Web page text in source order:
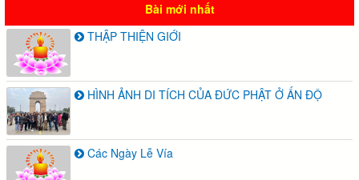
Bài mới nhất
THẬP THIỆN GIỚI
HÌNH ẢNH DI TÍCH CỦA ĐỨC PHẬT Ở ẤN ĐỘ
Các Ngày Lễ Vía